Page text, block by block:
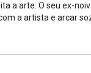
a arte. O seu ex-
a artista e arcar